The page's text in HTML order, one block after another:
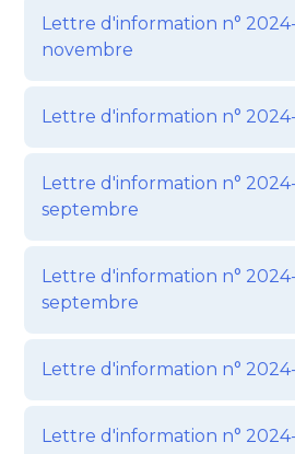
Lettre d'information n°
novembre
Lettre d'information n°
Lettre d'information n°
septembre
Lettre d'information n°
septembre
Lettre d'information n°
Lettre d'information n°